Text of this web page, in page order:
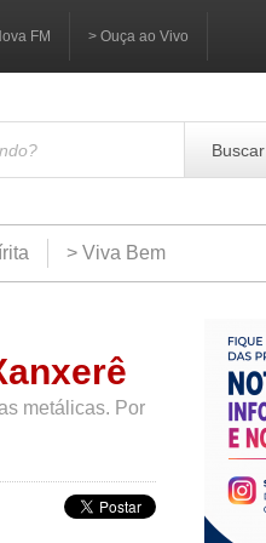
FM > Ouça ao Vivo
Buscar
> Viva Bem
metálicas. Por